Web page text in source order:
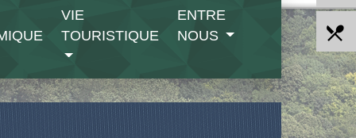
VIE
TOURISTIQUE
ENTRE
NOUS
local_dining